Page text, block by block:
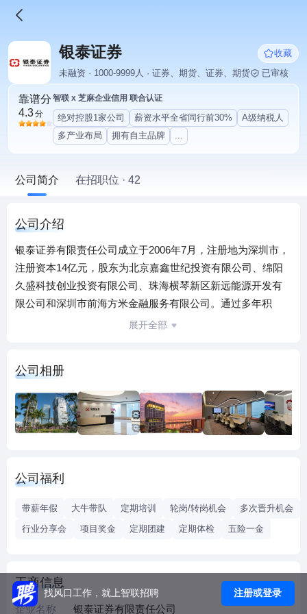
银泰证券
收藏
未融资 · 1000-9999人 · 证券、期货、证券、期货
已审核
靠谱分
4.3分
智联 x 芝麻企业信用 联合认证
绝对控股1家公司 薪资水平全省同行前30%
A级纳税人
多产业布局
拥有自主品牌 ...
公司简介 在招职位 · 42
公司介绍
银泰证券有限责任公司成立于2006年7月，注册地为深圳市，
注册资本14亿元，股东为北京嘉鑫世纪投资有限公司、绵阳
久盛科技创业投资有限公司、珠海横琴新区新远能源开发有
限公司和深圳市前海方米金融服务有限公司。通过多年积
累，公司取得了多项业务资格，目前经营范围包括：证券经
融券；证券承销与保荐；代销金融产品；为期货公司提供中
间介绍业务等。公司现有分支机构49家，主要分布在珠三
角、长三角、环渤海经济圈、江浙地区及中西部南方地区等
37个中心城市，构建了面向全国的经纪业务框架及完善的营
展开全部
公司相册
公司福利
带薪年假 大牛带队 定期培训 轮岗/转岗机会
多次晋升机会
行业分享会
项目奖金 定期团建 定期体检 五险一金
工商信息
企业名称 银泰证券有限责任公司
找风口工作，就上智联招聘 注册或登录